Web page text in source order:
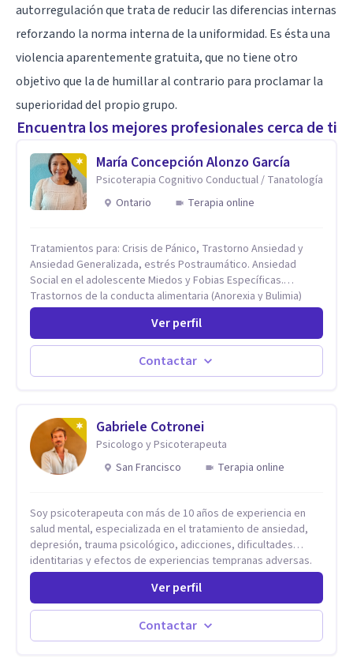
autorregulación que trata de reducir las diferencias internas
reforzando la norma interna de la uniformidad. Es ésta una
violencia aparentemente gratuita, que no tiene otro
objetivo que la de humillar al contrario para proclamar la
superioridad del propio grupo.
Encuentra los mejores profesionales cerca de ti
María Concepción Alonzo García
Psicoterapia Cognitivo Conductual / Tanatología
Ontario
Terapia online
Tratamientos para: Crisis de Pánico, Trastorno Ansiedad y
Ansiedad Generalizada, estrés Postraumático. Ansiedad
Social en el adolescente Miedos y Fobias Específicas.
Trastornos de la conducta alimentaria (Anorexia y Bulimia)
Modificación conductas no deseadas. Impulsividad,
conductas obsesivas, compulsividad. Trastorno obsesivo
compulsivo. Tratamiento Eficaz para la Depresión (AC)
Evaluación, contención e intervención en riesgo Suicida
Conductas autolesivas en el adolescente. Problemas con el
vínculo del Apego Seguro. Orientación sexual,
Acompañamiento Tanatológico. Cuidados paliativos en
enfermedades crónicas.
Ver perfil
Contactar
Gabriele Cotronei
Psicologo y Psicoterapeuta
San Francisco
Terapia online
Soy psicoterapeuta con más de 10 años de experiencia en
salud mental, especializada en el tratamiento de ansiedad,
depresión, trauma psicológico, adicciones, dificultades
identitarias y efectos de experiencias tempranas adversas.
Ofrezco un espacio terapéutico seguro, confidencial y
profundamente humano, donde el dolor emocional puede
transformarse en autoconocimiento, regulación emocional y
psicoanálisis, terapia somática y de trauma, psicología
Ver perfil
Contactar